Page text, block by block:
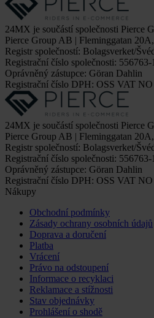
24MX je součástí společnosti Pierce
Pierce Group AB | Fleminggatan
Registr společností: Bolagsverket/
Registrační číslo společnosti: 556763-
Oprávněný zástupce: Göran Dahlin
Registrační číslo DPH: OSS VAT NO
24MX je součástí společnosti Pierce
Pierce Group AB | Fleminggatan
Registr společností: Bolagsverket/
Registrační číslo společnosti: 556763-
Oprávněný zástupce: Göran Dahlin
Registrační číslo DPH: OSS VAT NO
Nákupy
Obchodní podmínky
Zásady ochrany osobních údajů
Doprava a doručení
Platba
Vrácení
Právo na odstoupení
Informace o recyklaci
Reklamace a stížnosti
Stav objednávky
Prohlášení o shodě